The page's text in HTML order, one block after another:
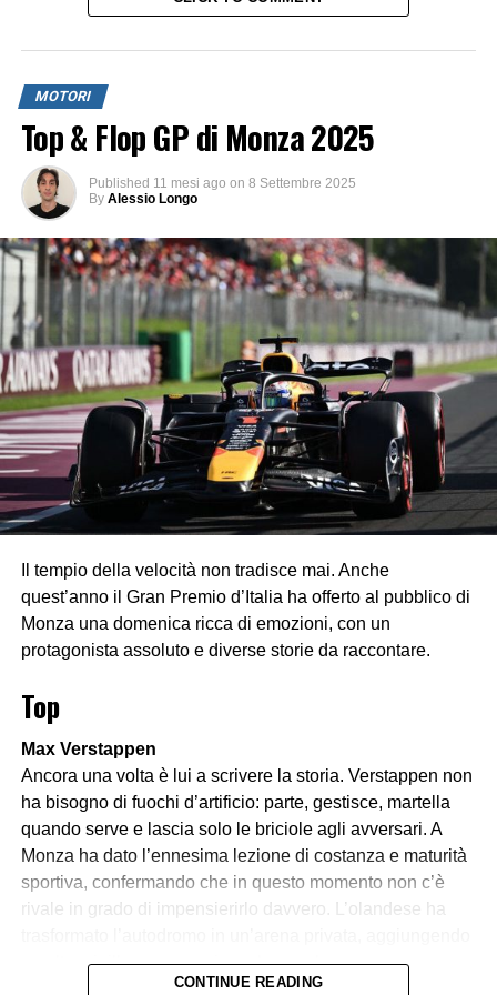
MOTORI
Top & Flop GP di Monza 2025
Published 11 mesi ago on 8 Settembre 2025
By Alessio Longo
Il tempio della velocità non tradisce mai. Anche
quest’anno il Gran Premio d’Italia ha offerto al pubblico di
Monza una domenica ricca di emozioni, con un
protagonista assoluto e diverse storie da raccontare.
Top
Max Verstappen
Ancora una volta è lui a scrivere la storia. Verstappen non
ha bisogno di fuochi d’artificio: parte, gestisce, martella
quando serve e lascia solo le briciole agli avversari. A
Monza ha dato l’ennesima lezione di costanza e maturità
sportiva, confermando che in questo momento non c’è
rivale in grado di impensierirlo davvero. L’olandese ha
un altro sigillo a una carriera che sembra non conoscere
CONTINUE READING